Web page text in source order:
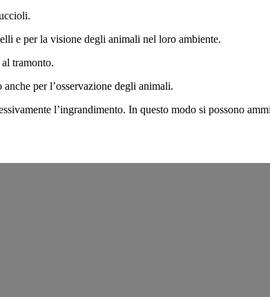
e per la visione degli animali nel loro ambiente.
tramonto.
per l’osservazione degli animali.
l’ingrandimento. In questo modo si possono